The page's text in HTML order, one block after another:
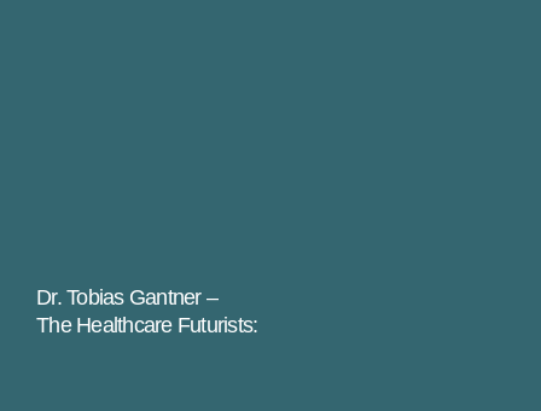
Dr. Tobias Gantner –
The Healthcare Futurists: